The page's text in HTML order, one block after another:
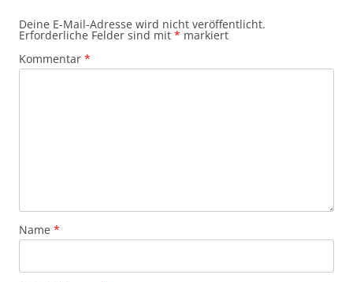
Deine E-Mail-Adresse wird nicht veröffentlicht.
Erforderliche Felder sind mit * markiert
Kommentar *
Name *